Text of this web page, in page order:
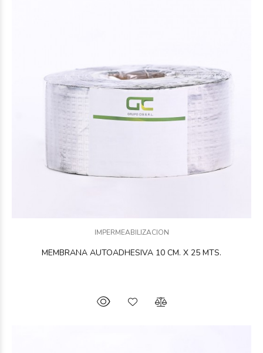
IMPERMEABILIZACION
MEMBRANA AUTOADHESIVA 10 CM. X 25 MTS.